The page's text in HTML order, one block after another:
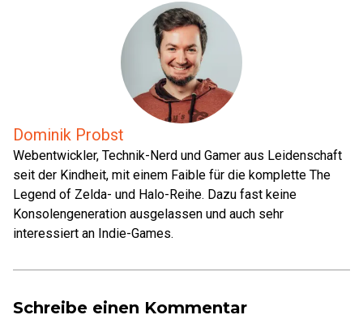
Dominik Probst
Webentwickler, Technik-Nerd und Gamer aus Leidenschaft
seit der Kindheit, mit einem Faible für die komplette The
Legend of Zelda- und Halo-Reihe. Dazu fast keine
Konsolengeneration ausgelassen und auch sehr
interessiert an Indie-Games.
Schreibe einen Kommentar